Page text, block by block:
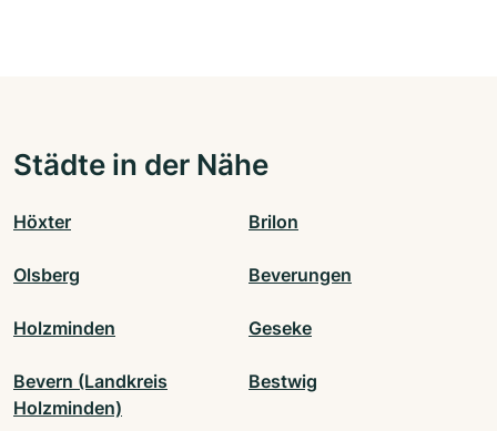
Städte in der Nähe
Höxter Brilon
Olsberg Beverungen
Holzminden Geseke
Bevern (Landkreis
Holzminden)
Bestwig